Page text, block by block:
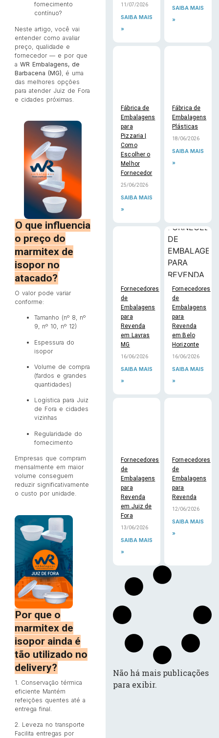
fornecimento
contínuo?
Neste artigo, você vai
entender como avaliar
preço, qualidade e
fornecedor — e por que
a WR Embalagens, de
Barbacena (MG) , é uma
das melhores opções
para atender Juiz de Fora
e cidades próximas.
O que influencia
o preço do
marmitex de
isopor no
atacado?
O valor pode variar
conforme:
Tamanho (nº 8, nº
9, nº 10, nº 12)
Espessura do
isopor
Volume de compra
(fardos e grandes
quantidades)
Logística para Juiz
de Fora e cidades
vizinhas
Regularidade do
fornecimento
Empresas que compram
mensalmente em maior
volume conseguem
reduzir significativamente
o custo por unidade.
Por que o
marmitex de
isopor ainda é
tão utilizado no
delivery?
1. Conservação térmica
eficiente Mantém
refeições quentes até a
entrega final.
2. Leveza no transporte
Facilita entregas por
11/07/2026
SAIBA MAIS
»
SAIBA MAIS
»
Fábrica de
Embalagens
para
Pizzaria |
Como
Escolher o
Melhor
Fornecedor
25/06/2026
SAIBA MAIS
»
Fábrica de
Embalagens
Plásticas
18/06/2026
SAIBA MAIS
»
Fornecedores
de
Embalagens
para
Revenda
em Lavras
MG
16/06/2026
SAIBA MAIS
»
Fornecedores
de
Embalagens
para
Revenda
em Belo
Horizonte
16/06/2026
SAIBA MAIS
»
Fornecedores
de
Embalagens
para
Revenda
em Juiz de
Fora
13/06/2026
SAIBA MAIS
»
Fornecedores
de
Embalagens
para
Revenda
12/06/2026
SAIBA MAIS
»
Não há mais publicações
para exibir.